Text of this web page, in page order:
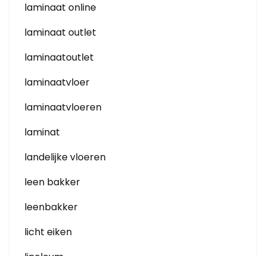
laminaat online
laminaat outlet
laminaatoutlet
laminaatvloer
laminaatvloeren
laminat
landelijke vloeren
leen bakker
leenbakker
licht eiken